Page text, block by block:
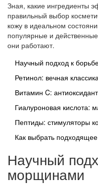
Зная, какие ингредиенты
правильный выбор
кожу в идеальном
популярные и
они работают.
Научный подход к
Ретинол: вечная
Витамин C:
Гиалуроновая кислота:
Пептиды: стимуляторы
Как выбрать
Научный
морщинами